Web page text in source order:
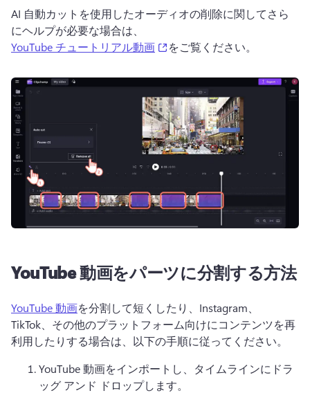
AI 自動カットを使用したオーディオの削除に関してさら
にヘルプが必要な場合は、
YouTube チュートリアル動画
(opens in a new tab)
をご覧ください。
YouTube 動画をパーツに分割する方法
YouTube 動画を分割して短くしたり、Instagram、
TikTok、その他のプラットフォーム向けにコンテンツを再
利用したりする場合は、以下の手順に従ってください。
YouTube 動画をインポートし、タイムラインにドラ
ッグ アンド ドロップします。